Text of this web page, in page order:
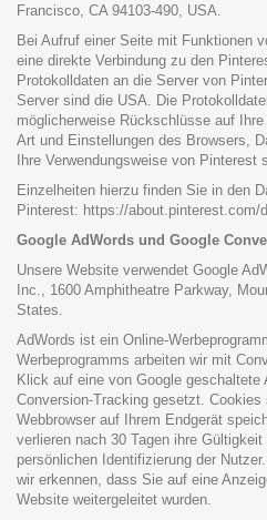
Francisco, CA 94103-490, USA.
Bei Aufruf einer Seite mit Funktionen
eine direkte Verbindung zu den
Protokolldaten an die Server von
Server sind die USA. Die
möglicherweise Rückschlüsse auf
Art und Einstellungen des Browsers,
Ihre Verwendungsweise von
Einzelheiten hierzu finden Sie in den
Pinterest: https://about.pinterest.com/
Google AdWords und Google
Unsere Website verwendet Google
Inc., 1600 Amphitheatre Parkway,
States.
AdWords ist ein Online-
Werbeprogramms arbeiten wir mit
Klick auf eine von Google geschaltete
Conversion-Tracking gesetzt.
Webbrowser auf Ihrem Endgerät
verlieren nach 30 Tagen ihre
persönlichen Identifizierung der
wir erkennen, dass Sie auf eine
Website weitergeleitet wurden.